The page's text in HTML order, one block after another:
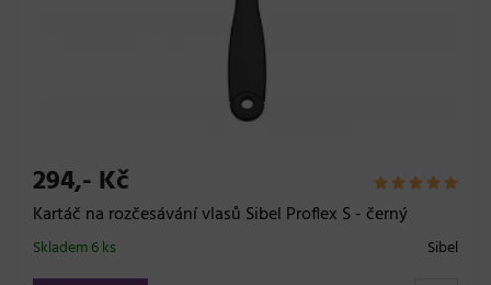
294,- Kč
Kartáč na rozčesávání vlasů Sibel Proflex S - černý
Sibel
Skladem 6 ks